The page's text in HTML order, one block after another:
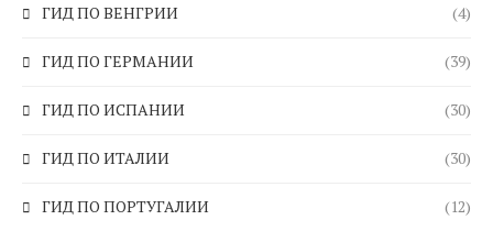
ГИД ПО ВЕНГРИИ (4)
ГИД ПО ГЕРМАНИИ (39)
ГИД ПО ИСПАНИИ (30)
ГИД ПО ИТАЛИИ (30)
ГИД ПО ПОРТУГАЛИИ (12)